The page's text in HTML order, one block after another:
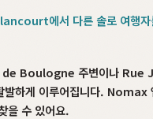
에서 다른 솔로 여행자
de Boulogne 주변이나 Rue
발하게 이루어집니다. Nomax
을 수 있어요.